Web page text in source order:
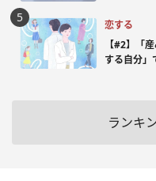
恋する
【#2】「
する自分」
ランキ